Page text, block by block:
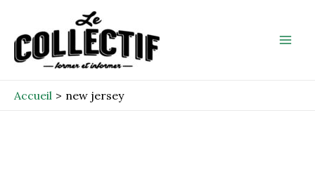
contenu
Accueil new jersey